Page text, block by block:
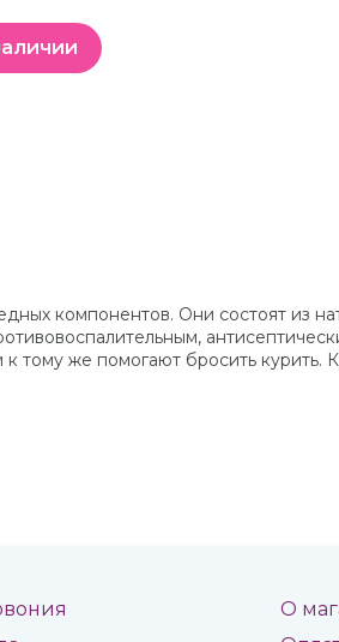
компонентов. Они состоят из
тому же помогают бросить
О